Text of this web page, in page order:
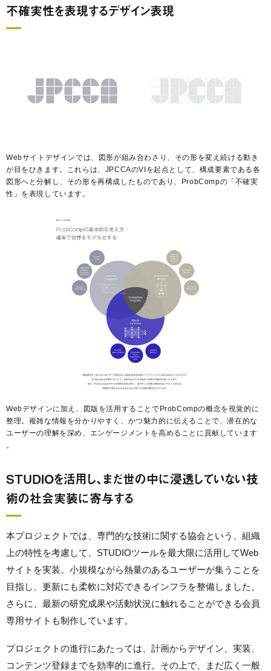
不確実性を表現するデザイン表現
Webサイトデザインでは、図形が組み合わさり、その形を変え続ける動き
が目をひきます。これらは、JPCCAのVIを起点として、構成要素である各
図形へと分解し、その形を再構成したものであり、ProbCompの「不確実
性」を表現しています。
Webデザインに加え、図版を活用することでProbCompの概念を視覚的に
整理。複雑な情報を分かりやすく、かつ魅力的に伝えることで、潜在的な
ユーザーの理解を深め、エンゲージメントを高めることに貢献しています
。
STUDIOを活用し、まだ世の中に浸透していない技
術の社会実装に寄与する
本プロジェクトでは、専門的な技術に関する協会という、組織
上の特性を考慮して、STUDIOツールを最大限に活用してWeb
サイトを実装。小規模ながら熱量のあるユーザーが集うことを
目指し、更新にも柔軟に対応できるインフラを整備しました。
さらに、最新の研究成果や活動状況に触れることができる会員
専用サイトも制作しています。
プロジェクトの進行にあたっては、計画からデザイン、実装、
コンテンツ登録までを効率的に進行。その上で、まだ広く一般